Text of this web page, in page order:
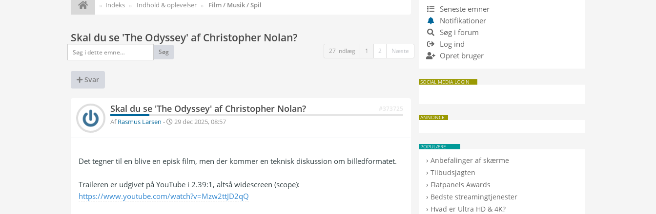
Indeks Indhold & oplevelser Film / Musik / Spil
Skal du se 'The Odyssey' af Christopher Nolan?
Søg 27 indlæg 1 2 Næste
Svar
Skal du se 'The Odyssey' af Christopher Nolan? #373725
AfRasmus Larsen - 29 dec 2025, 08:57
Det tegner til en blive en episk film, men der kommer en teknisk diskussion om billedformatet.
Traileren er udgivet på YouTube i 2.39:1, altså widescreen (scope):
https://www.youtube.com/watch?v=Mzw2ttJD2qQ
Seneste emner
Notifikationer
Søg i forum
Log ind
Opret bruger
SOCIAL MEDIA LOGIN
ANNONCE
POPULÆRE
›Anbefalinger af skærme
›Tilbudsjagten
› Flatpanels Awards
› Bedste streamingtjenester
› Hvad er Ultra HD & 4K?